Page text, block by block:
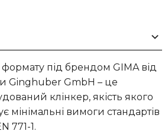
під брендом GIMA від
Ginghuber GmbH – це
клінкер, якість якого
мінімальні вимоги стандартів
771-1.